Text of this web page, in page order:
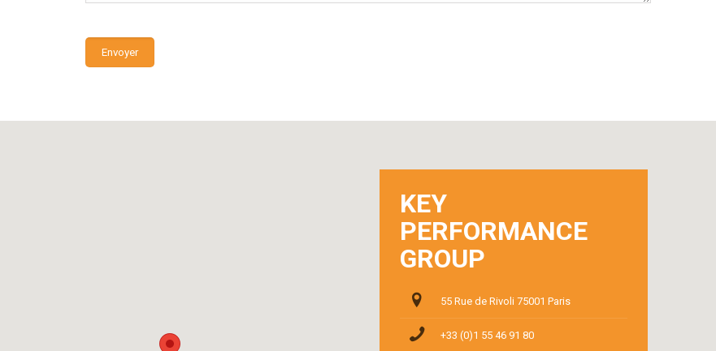
KEY
PERFORMANCE
GROUP
55 Rue de Rivoli 75001 Paris
+33 (0)1 55 46 91 80